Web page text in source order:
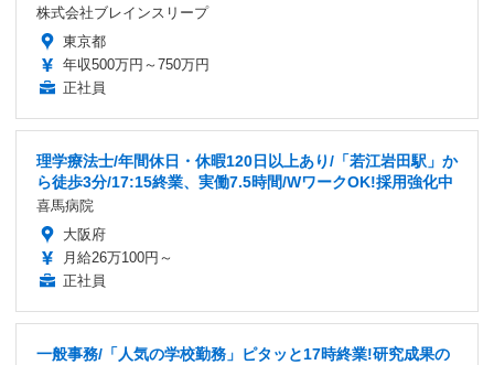
株式会社ブレインスリープ
東京都
年収500万円～750万円
正社員
理学療法士/年間休日・休暇120日以上あり/「若江岩田駅」か
ら徒歩3分/17:15終業、実働7.5時間/WワークOK!採用強化中
喜馬病院
大阪府
月給26万100円～
正社員
一般事務/「人気の学校勤務」ピタッと17時終業!研究成果の